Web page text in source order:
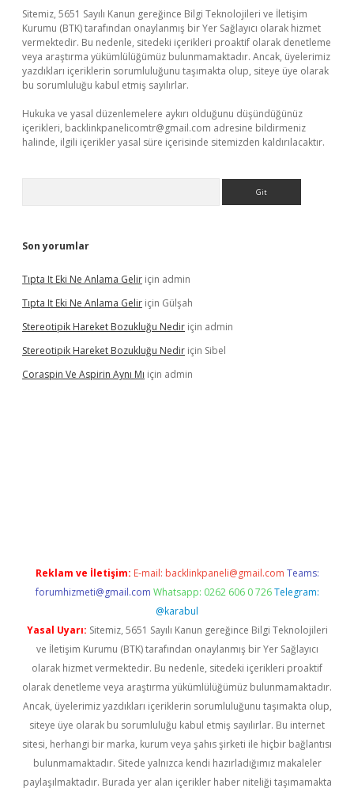
Sitemiz, 5651 Sayılı Kanun gereğince Bilgi Teknolojileri ve İletişim
Kurumu (BTK) tarafından onaylanmış bir Yer Sağlayıcı olarak hizmet
vermektedir. Bu nedenle, sitedeki içerikleri proaktif olarak denetleme
veya araştırma yükümlülüğümüz bulunmamaktadır. Ancak, üyelerimiz
yazdıkları içeriklerin sorumluluğunu taşımakta olup, siteye üye olarak
bu sorumluluğu kabul etmiş sayılırlar.
Hukuka ve yasal düzenlemelere aykırı olduğunu düşündüğünüz
içerikleri, backlinkpanelicomtr@gmail.com adresine bildirmeniz
halinde, ilgili içerikler yasal süre içerisinde sitemizden kaldırılacaktır.
Son yorumlar
Tıpta It Eki Ne Anlama Gelir için admin
Tıpta It Eki Ne Anlama Gelir için Gülşah
Stereotipik Hareket Bozukluğu Nedir için admin
Stereotipik Hareket Bozukluğu Nedir için Sibel
Coraspin Ve Aspirin Aynı Mı için admin
Reklam ve İletişim: E-mail: backlinkpaneli@gmail.com Teams:
forumhizmeti@gmail.com Whatsapp: 0262 606 0 726 Telegram:
@karabul
Yasal Uyarı: Sitemiz, 5651 Sayılı Kanun gereğince Bilgi Teknolojileri
ve İletişim Kurumu (BTK) tarafından onaylanmış bir Yer Sağlayıcı
olarak hizmet vermektedir. Bu nedenle, sitedeki içerikleri proaktif
olarak denetleme veya araştırma yükümlülüğümüz bulunmamaktadır.
Ancak, üyelerimiz yazdıkları içeriklerin sorumluluğunu taşımakta olup,
siteye üye olarak bu sorumluluğu kabul etmiş sayılırlar. Bu internet
sitesi, herhangi bir marka, kurum veya şahıs şirketi ile hiçbir bağlantısı
bulunmamaktadır. Sitede yalnızca kendi hazırladığımız makaleler
paylaşılmaktadır. Burada yer alan içerikler haber niteliği taşımamakta